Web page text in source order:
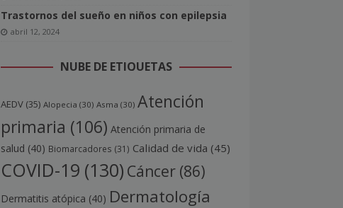
Trastornos del sueño en niños con epilepsia
abril 12, 2024
NUBE DE ETIQUETAS
AEDV(35) Alopecia (30) Asma (30) Atención
primaria (106) Atención primaria de
salud (40) Biomarcadores (31) Calidad de vida (45)
COVID-19 (130) Cáncer(86)
Dermatitis atópica (40) Dermatología